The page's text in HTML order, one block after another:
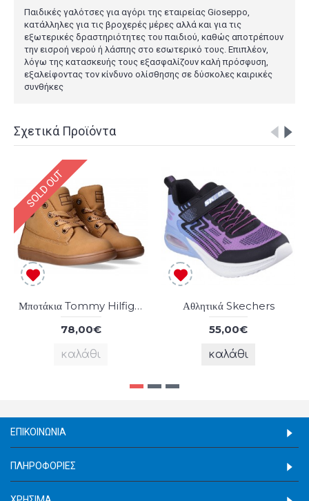
Παιδικές γαλότσες για αγόρι της εταιρείας Gioseppo,
κατάλληλες για τις βροχερές μέρες αλλά και για τις
εξωτερικές δραστηριότητες του παιδιού, καθώς αποτρέπουν
την εισροή νερού ή λάσπης στο εσωτερικό τους. Επιπλέον,
λόγω της κατασκευής τους εξασφαλίζουν καλή πρόσφυση,
εξαλείφοντας τον κίνδυνο ολίσθησης σε δύσκολες καιρικές
συνθήκες
Σχετικά Προϊόντα
SOLD OUT
Μποτάκια Tommy Hilfiger
78,00€
καλάθι
Αθλητικά Skechers
55,00€
καλάθι
ΕΠΙΚΟΙΝΩΝΊΑ
ΠΛΗΡΟΦΟΡΊΕΣ